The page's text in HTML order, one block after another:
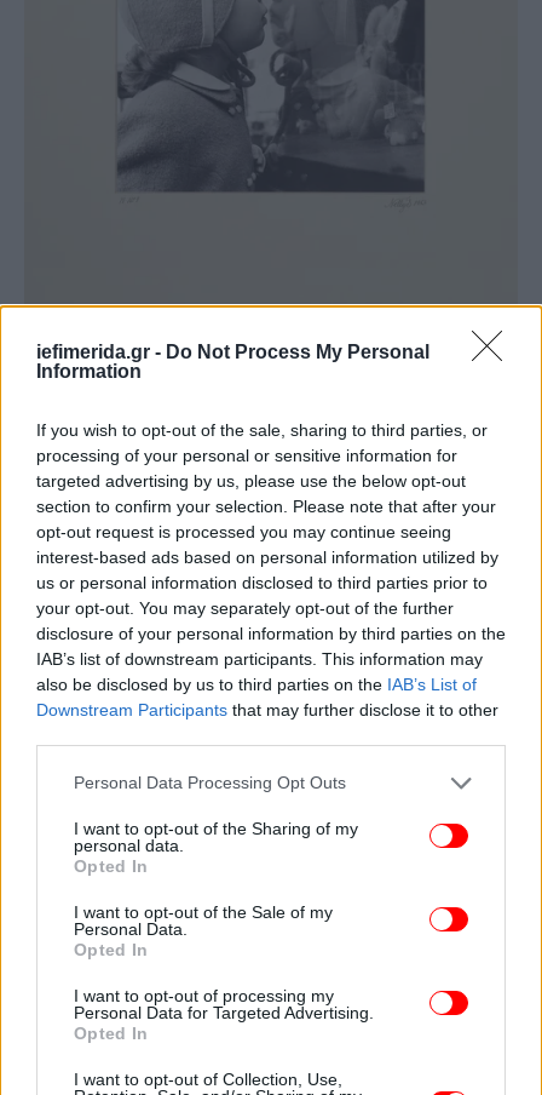
iefimerida.gr - Do Not Process My Personal
Information
If you wish to opt-out of the sale, sharing to third parties, or
processing of your personal or sensitive information for
targeted advertising by us, please use the below opt-out
section to confirm your selection. Please note that after your
opt-out request is processed you may continue seeing
interest-based ads based on personal information utilized by
us or personal information disclosed to third parties prior to
your opt-out. You may separately opt-out of the further
disclosure of your personal information by third parties on the
IAB’s list of downstream participants. This information may
also be disclosed by us to third parties on the IAB’s List of
Downstream Participants that may further disclose it to other
Please note that this website/app uses one or more Google
not limited to your visit or usage behaviour. You may click to
grant or deny consent to Google and its third-party tags to
use your data for below specified purposes in below Google
consent section.
Personal Data Processing Opt Outs
I want to opt-out of the Sharing of my
personal data.
Opted In
I want to opt-out of the Sale of my
Personal Data.
Opted In
I want to opt-out of processing my
Personal Data for Targeted Advertising.
Opted In
I want to opt-out of Collection, Use,
• Το πολυτελές και εξαιρετικά σπάνιο λεύκωμα New
York Easter Parade της Nelly’s, το οποίο εκδόθηκε
με αφορμή την ομώνυμη έκθεση της κορυφαίας
Ελληνίδας φωτογράφου στη Γκαλερί Α.Δ. (15
Απριλίου-15 Μαΐου 1991). Περιέχει 19
φωτογραφίες (λήψεις του 1953), όλες αριθμημένες,
υπογεγραμμένες και χρονολογημένες από τη
φωτογράφο. Η επιλογή των κειμένων που τις
συνοδεύουν έγινε από τον Robert Crist και η
μετάφραση τους στα ελληνικά από την Κατερίνα
Αγγελάκη-Ρουκ.